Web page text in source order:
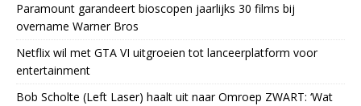
Paramount garandeert bioscopen jaarlijks 30 films bij
overname Warner Bros
Netflix wil met GTA VI uitgroeien tot lanceerplatform voor
entertainment
Bob Scholte (Left Laser) haalt uit naar Omroep ZWART: ‘Wat